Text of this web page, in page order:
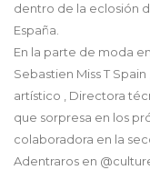
dentro de la eclosión
España.
En la parte de moda
Sebastien Miss T
artístico , Directora
que sorpresa en los
colaboradora en la
Adentraros en